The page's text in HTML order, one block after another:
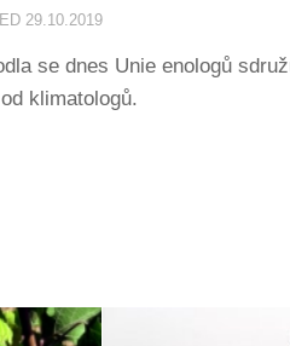
29.10.2019
se dnes Unie enologů
klimatologů.